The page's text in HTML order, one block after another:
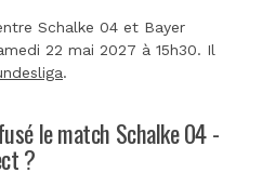
Schalke 04 et Bayer
22 mai 2027 à 15h30. Il
.
le match Schalke 04 -
?